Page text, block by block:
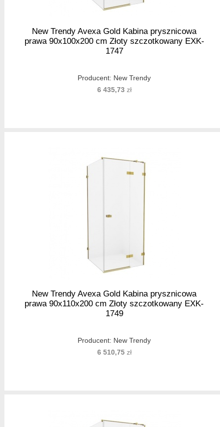
New Trendy Avexa Gold Kabina prysznicowa
prawa 90x100x200 cm Złoty szczotkowany EXK-
1747
Producent: New Trendy
6 435,73zł
New Trendy Avexa Gold Kabina prysznicowa
prawa 90x110x200 cm Złoty szczotkowany EXK-
1749
Producent: New Trendy
6 510,75zł